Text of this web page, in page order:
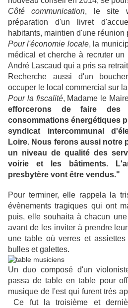
Côté communication, le site
préparation d'un livret
habitants, maintien d'une réunion
Pour l'économie locale, la
médical et cherche à recruter
André Lascaud qui a pris sa
Recherche aussi d'un
occuper le local commercial sur
Pour la fiscalité, Madame le
efforcerons de faire des
consommations énergétiques
syndicat intercommunal
Loire. Nous ferons aussi notre
un niveau de qualité des
voirie et les bâtiments.
presbytère vont être vendus."
Pour terminer, elle rappela la
évènements tragiques qui ont
puis, elle souhaita à chacun
avant de les inviter à prendre
une table où verres et
bulles et galettes.
Un duo composé d'un
passa de table en table pour
musique de l'est qui furent très
Ce fut la troisième et